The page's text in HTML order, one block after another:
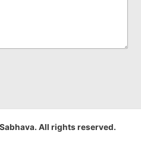
All rights reserved.